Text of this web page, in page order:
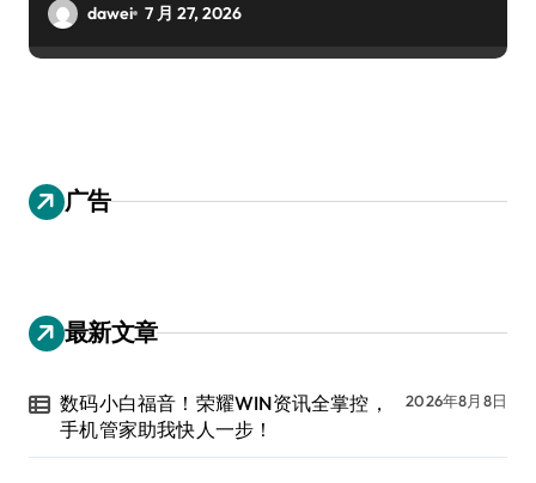
dawei 7 月 27, 2026
广告
最新文章
数码小白福音！荣耀WIN资讯全掌控，
手机管家助我快人一步！
2026年8月8日